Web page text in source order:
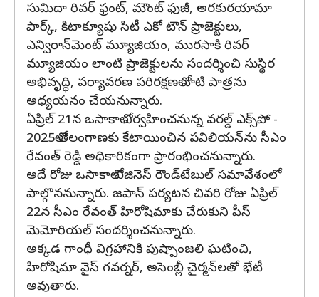
సుమిదా రివర్‌ ఫ్రంట్‌, మౌంట్ ఫుజీ, అరకురయామా
పార్క్, కిటాక్యూషు సిటీ ఎకో టౌన్ ప్రాజెక్టులు,
ఎన్విరాన్‌మెంట్ మ్యూజియం, మురసాకి రివర్
మ్యూజియం లాంటి ప్రాజెక్టులను సందర్శించి సుస్థిర
అభివృద్ధి, పర్యావరణ పరిరక్షణలో వాటి పాత్రను
అధ్యయనం చేయనున్నారు.
ఏప్రిల్ 21న ఒసాకాలో నిర్వహించనున్న వరల్డ్ ఎక్స్‌పో -
2025లో తెలంగాణకు కేటాయించిన పవిలియన్‌ను సీఎం
రేవంత్ రెడ్డి అధికారికంగా ప్రారంభించనున్నారు.
అదే రోజు ఒసాకాలో బిజినెస్ రౌండ్‌టేబుల్ సమావేశంలో
పాల్గొననున్నారు. జపాన్ పర్యటన చివరి రోజు ఏప్రిల్
22న సీఎం రేవంత్ హిరోషిమాకు చేరుకుని పీస్
మెమోరియల్ సందర్శించనున్నారు.
అక్కడ గాంధీ విగ్రహానికి పుష్పాంజలి ఘటించి,
హిరోషిమా వైస్ గవర్నర్, అసెంబ్లీ చైర్మన్‌లతో భేటీ
అవుతారు.